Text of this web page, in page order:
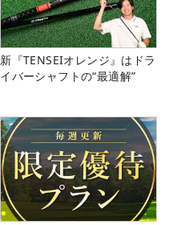
新『TENSEIオレンジ』はドラ
イバーシャフトの“最適解”